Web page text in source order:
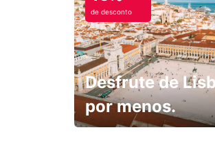
de desconto
Desfrute de
por menos.